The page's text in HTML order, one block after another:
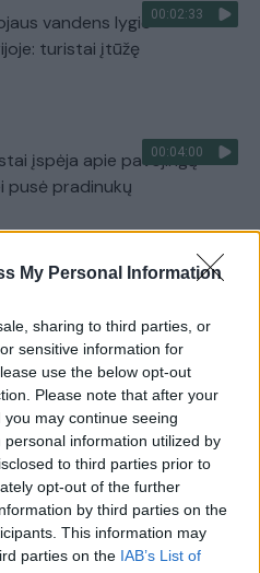
My Personal Information
sharing to third parties, or
sensitive information for
use the below opt-out
Please note that after your
may continue seeing
information utilized by
to third parties prior to
opt-out of the further
by third parties on the
This information may
parties on the IAB’s List of
00:02:33
vandens lygio –
turistai įtūžę
00:04:00
įspėja apie pavojingą
pusė pradinukų
00:00:30
Vilniaus r.: dviejų moterų ir